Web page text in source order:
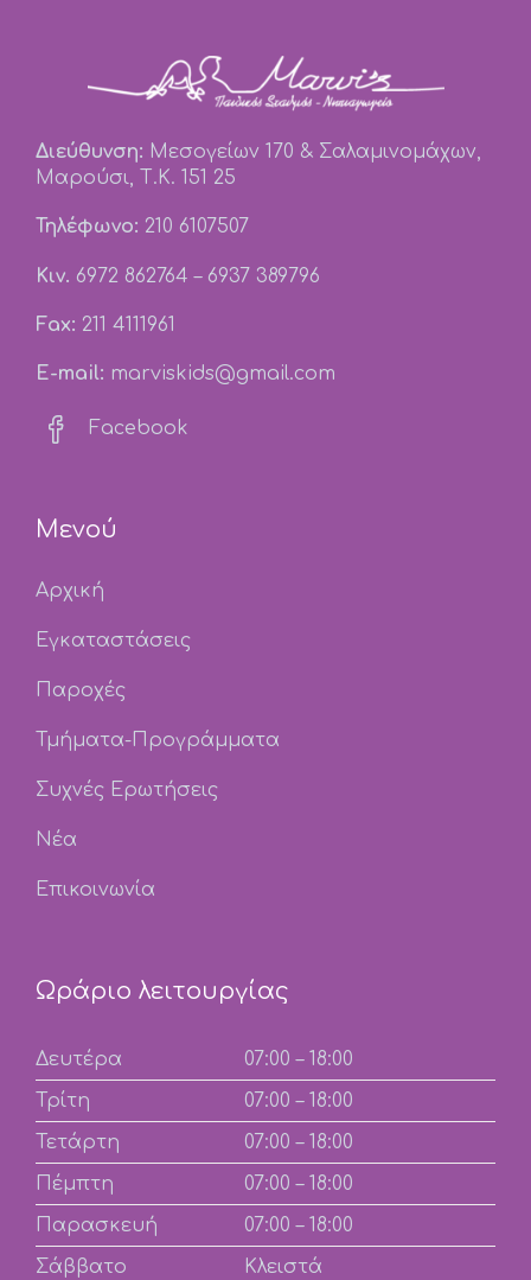
Διεύθυνση: Μεσογείων 170 & Σαλαμινομάχων,
Μαρούσι, Τ.Κ. 151 25
Τηλέφωνο: 210 6107507
Κιν. 6972 862764 – 6937 389796
Fax: 211 4111961
E-mail: marviskids@gmail.com
 Facebook
Μενού
Αρχική
Εγκαταστάσεις
Παροχές
Τμήματα-Προγράμματα
Συχνές Ερωτήσεις
Νέα
Επικοινωνία
Ωράριο λειτουργίας
Δευτέρα
07:00 – 18:00
Τρίτη
07:00 – 18:00
Τετάρτη
07:00 – 18:00
Πέμπτη
07:00 – 18:00
Παρασκευή
07:00 – 18:00
Σάββατο
Κλειστά